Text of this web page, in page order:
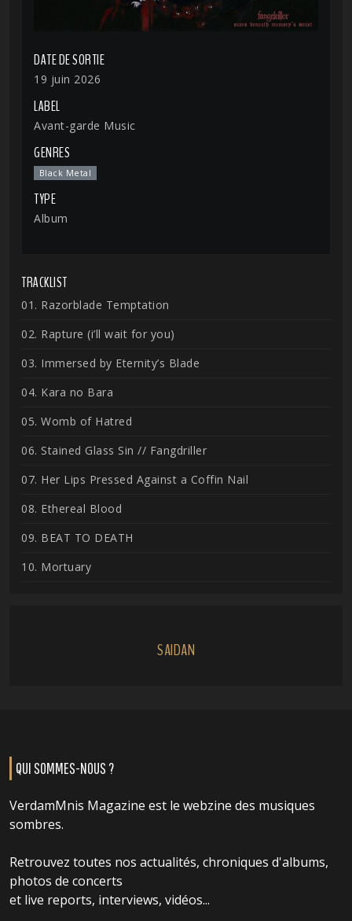
DATE DE SORTIE
19 juin 2026
LABEL
Avant-garde Music
GENRES
Black Metal
TYPE
Album
TRACKLIST
01. Razorblade Temptation
02. Rapture (i’ll wait for you)
03. Immersed by Eternity’s Blade
04. Kara no Bara
05. Womb of Hatred
06. Stained Glass Sin // Fangdriller
07. Her Lips Pressed Against a Coffin Nail
08. Ethereal Blood
09. BEAT TO DEATH
10. Mortuary
SAIDAN
QUI SOMMES-NOUS ?
VerdamMnis Magazine est le webzine des musiques
sombres.
Retrouvez toutes nos actualités, chroniques d'albums,
photos de concerts
et live reports, interviews, vidéos...